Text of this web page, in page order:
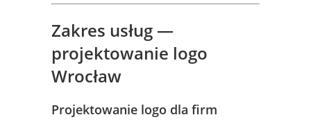
Zakres usług —
projektowanie logo
Wrocław
Projektowanie logo dla firm